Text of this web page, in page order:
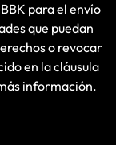
para el envío
que puedan
o revocar
en lacláusula
información.